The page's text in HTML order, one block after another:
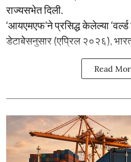
राज्यसभेत दिली.
‘आयएमएफ’ने प्रसिद्ध केलेल्या
डेटाबेसनुसार (एप्रिल २०२६),
Read